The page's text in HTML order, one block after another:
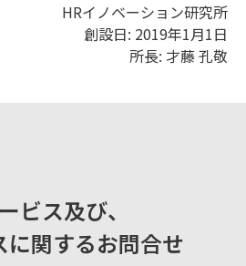
HRイノベーション研究所
創設日: 2019年1月1日
所長: 才藤 孔敬
ビス及び、
に関するお問合せ